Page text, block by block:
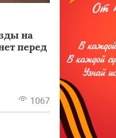
на
перед
1067